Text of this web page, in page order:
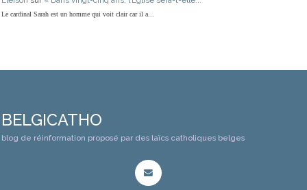
Le cardinal Sarah est un homme qui voit clair car il a...
BELGICATHO
blog de réinformation proposé par des laïcs catholiques belges